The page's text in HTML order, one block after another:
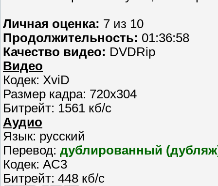
Личная оценка: 7 из 10
Продолжительность: 01:36:58
Качество видео: DVDRip
Видео
Кодек: XviD
Размер кадра: 720x304
Битрейт: 1561 кб/с
Аудио
Язык: русский
Перевод: дублированный
Кодек: AC3
Битрейт: 448 кб/с